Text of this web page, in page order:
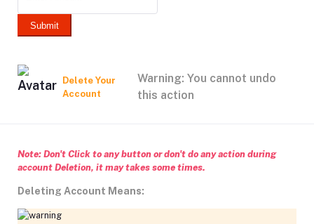
Submit
Delete Your
Account
Warning: You cannot undo
this action
Note: Don't Click to any button or don't do any action during
account Deletion, it may takes some times.
Deleting Account Means: